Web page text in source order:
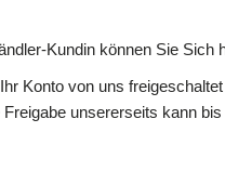
Kundin können Sie Sich
Konto von uns
Freigabe unsererseits kann